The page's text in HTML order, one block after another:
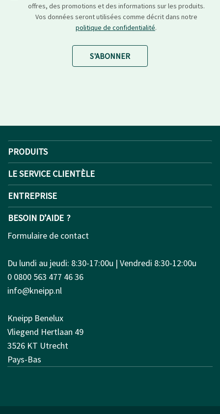
offres, des promotions et des informations sur les produits.
Vos données seront utilisées comme décrit dans notre
politique de confidentialité.
S'ABONNER
PRODUITS
LE SERVICE CLIENTÈLE
ENTREPRISE
BESOIN D’AIDE ?
Formulaire de contact
Du lundi au jeudi: 8:30-17:00u | Vendredi 8:30-12:00u
0 0800 563 477 46 36
info@kneipp.nl
Kneipp Benelux
Vliegend Hertlaan 49
3526 KT Utrecht
Pays-Bas